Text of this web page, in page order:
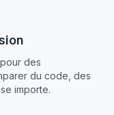
des
du code, des
importe.